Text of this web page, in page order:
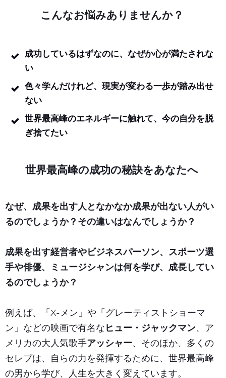
こんなお悩みありませんか？
成功しているはずなのに、なぜか心が満たされな
い
色々学んだけれど、現実が変わる一歩が踏み出せ
ない
世界最高峰のエネルギーに触れて、今の自分を脱
ぎ捨てたい
世界最高峰の成功の秘訣をあなたへ
なぜ、成果を出す人となかなか成果が出ない人がい
るのでしょうか？その違いはなんでしょうか？
成果を出す経営者やビジネスパーソン、スポーツ選
手や俳優、ミュージシャンは何を学び、成長してい
るのでしょうか？
例えば、「X-メン」や「グレーティストショーマ
ン」などの映画で有名なヒュー・ジャックマン、ア
メリカの大人気歌手アッシャー、そのほか、多くの
セレブは、自らの力を発揮するために、世界最高峰
の男から学び、人生を大きく変えています。